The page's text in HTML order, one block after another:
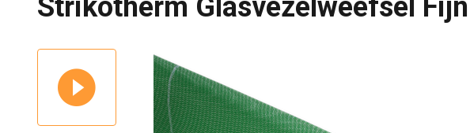
Strikotherm Glasvezelweefsel Fijn